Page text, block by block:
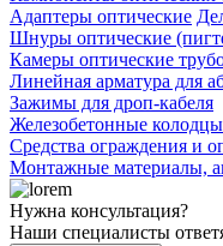
Адаптеры оптические
Шнуры оптические
Камеры оптические
Линейная арматура для
Зажимы для дроп-кабеля
Железобетонные колодцы
Средства ограждения и
Монтажные материалы,
Нужна консультация?
Наши специалисты